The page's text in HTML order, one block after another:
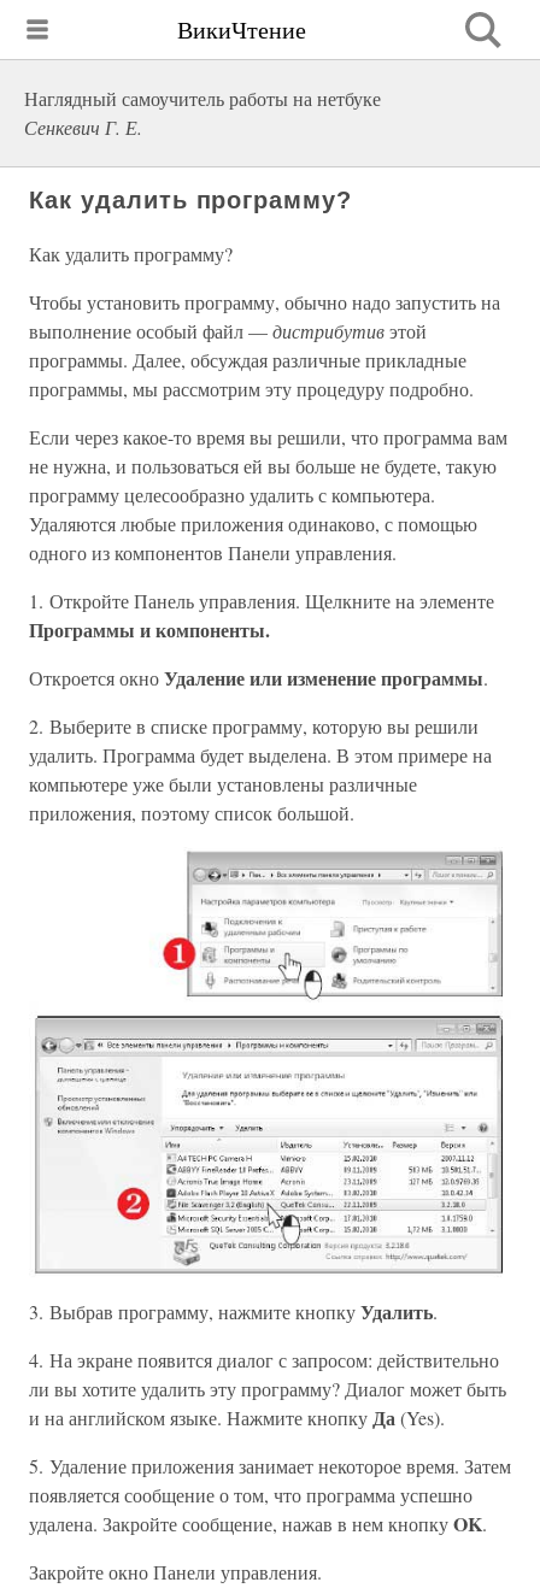
ВикиЧтение
Наглядный самоучитель работы на нетбуке
Сенкевич Г. Е.
Как удалить программу?
Как удалить программу?
Чтобы установить программу, обычно надо запустить на
выполнение особый файл —дистрибутивэтой
программы. Далее, обсуждая различные прикладные
программы, мы рассмотрим эту процедуру подробно.
Если через какое-то время вы решили, что программа вам
не нужна, и пользоваться ей вы больше не будете, такую
программу целесообразно удалить с компьютера.
Удаляются любые приложения одинаково, с помощью
одного из компонентов Панели управления.
1. Откройте Панель управления. Щелкните на элементе
Программы и компоненты.
Откроется окноУдаление или изменение программы.
2. Выберите в списке программу, которую вы решили
удалить. Программа будет выделена. В этом примере на
компьютере уже были установлены различные
приложения, поэтому список большой.
3. Выбрав программу, нажмите кнопкуУдалить.
4. На экране появится диалог с запросом: действительно
ли вы хотите удалить эту программу? Диалог может быть
и на английском языке. Нажмите кнопкуДа(Yes).
5. Удаление приложения занимает некоторое время. Затем
появляется сообщение о том, что программа успешно
удалена. Закройте сообщение, нажав в нем кнопкуOK.
Закройте окно Панели управления.